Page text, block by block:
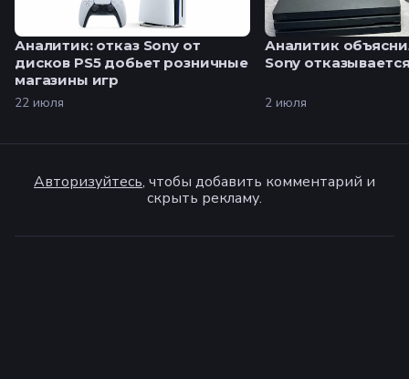
Аналитик: отказ Sony от
дисков PS5 добьет розничные
магазины игр
22 июля
Аналитик
Sony
2 июля
Авторизуйтесь, чтобы добавить комментарий и
скрыть рекламу.